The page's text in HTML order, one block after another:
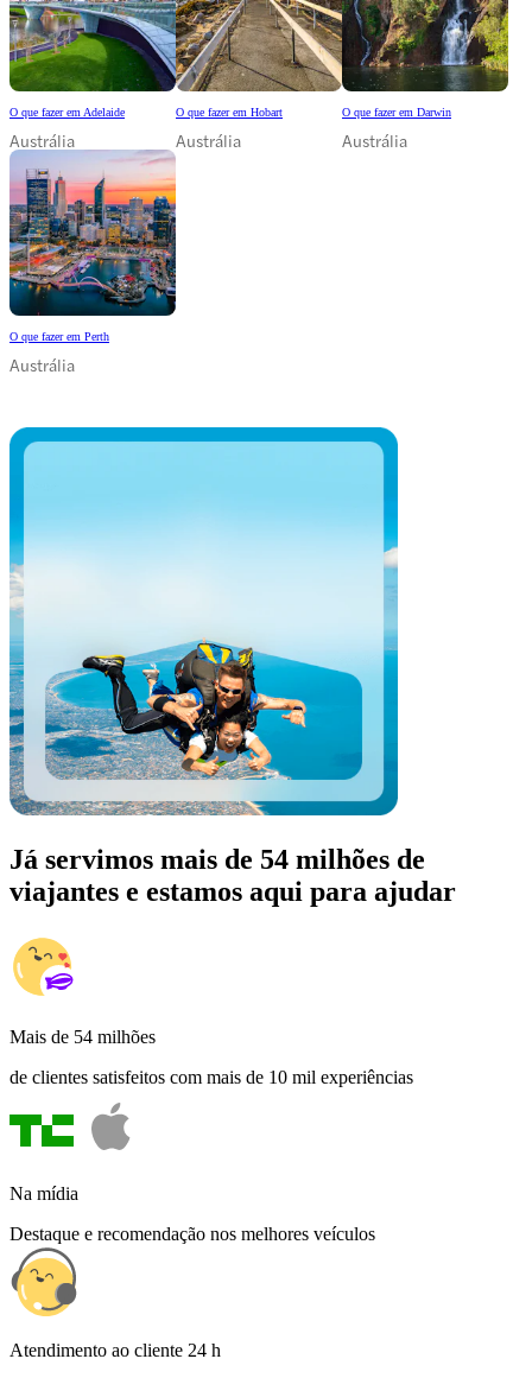
O que fazer em Adelaide
Austrália
O que fazer em Hobart
Austrália
O que fazer em Darwin
Austrália
O que fazer em Perth
Austrália
Já servimos mais de 54 milhões de
viajantes e estamos aqui para ajudar
Mais de 54 milhões
de clientes satisfeitos com mais de 10 mil experiências
Na mídia
Destaque e recomendação nos melhores veículos
Atendimento ao cliente 24 h